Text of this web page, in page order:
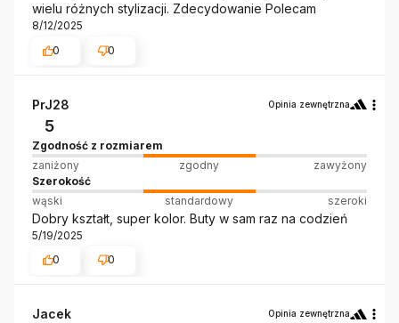
wielu różnych stylizacji. Zdecydowanie Polecam
8/12/2025
0
0
PrJ28 Opinia zewnętrzna
5
Zgodność z rozmiarem
zaniżony
zgodny
zawyżony
Szerokość
wąski
standardowy szeroki
Dobry kształt, super kolor. Buty w sam raz na codzień
5/19/2025
0
0
Jacek Opinia zewnętrzna